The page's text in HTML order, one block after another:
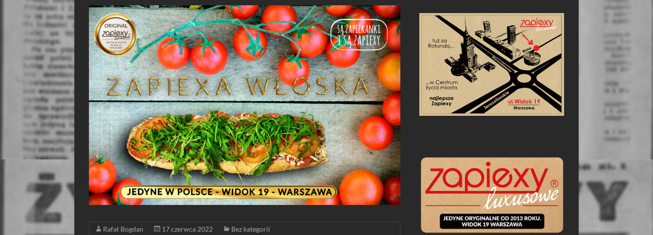
Zapiexy.
Rafał Bogdan 17 czerwca 2022 Bez kategorii